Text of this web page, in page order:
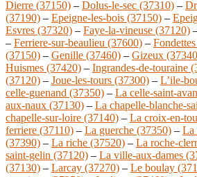
Dierre (37150) – Dolus-le-sec (37310) –
(37190) – Epeigne-les-bois (37150) –
Esvres (37320) – Faye-la-vineuse (37120)
– Ferriere-sur-beaulieu (37600) –
(37150) – Genille (37460) – Gizeux
Huismes (37420) – Ingrandes-de-touraine
(37120) – Joue-les-tours (37300) – L’ile-
celle-guenand (37350) – La celle-saint-
aux-naux (37130) – La chapelle-blanche-
chapelle-sur-loire (37140) – La croix-en-
ferriere (37110) – La guerche (37350) – La
(37390) – La riche (37520) – La roche-
saint-gelin (37120) – La ville-aux-dames
(37130) – Larcay (37270) – Le boulay